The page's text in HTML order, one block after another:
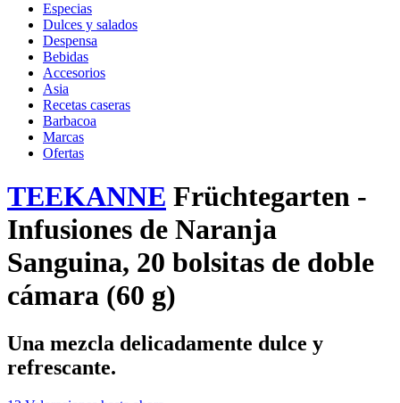
Especias
Dulces y salados
Despensa
Bebidas
Accesorios
Asia
Recetas caseras
Barbacoa
Marcas
Ofertas
TEEKANNE Früchtegarten -
Infusiones de Naranja
Sanguina, 20 bolsitas de doble
cámara (60 g)
Una mezcla delicadamente dulce y
refrescante.